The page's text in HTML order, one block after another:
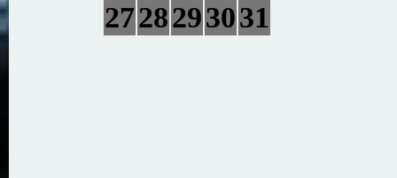
2728293031